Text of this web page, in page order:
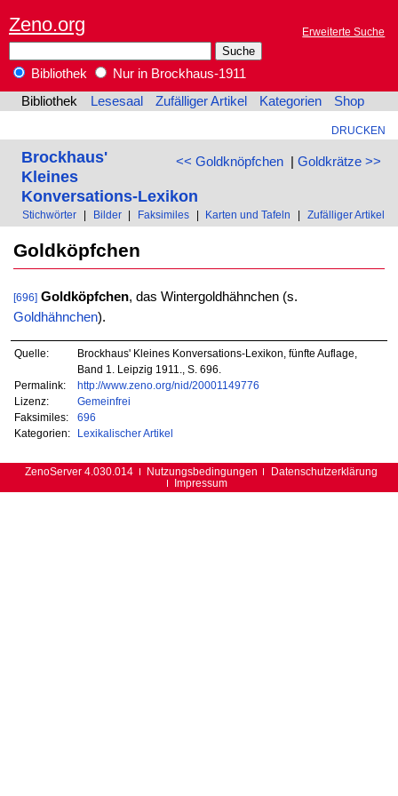
Zeno.org Erweiterte Suche
Bibliothek
Nur in Brockhaus-1911
Bibliothek
Lesesaal Zufälliger Artikel Kategorien Shop
DRUCKEN
<< Goldknöpfchen| Goldkrätze >>
Brockhaus'
Kleines
Konversations-Lexikon
Stichwörter Bilder Faksimiles Karten und Tafeln Zufälliger Artikel
Goldköpfchen
[696] Goldköpfchen, das Wintergoldhähnchen (s.
Goldhähnchen).
Quelle:
Brockhaus' Kleines Konversations-Lexikon, fünfte Auflage,
Band 1. Leipzig 1911., S. 696.
Permalink:
http://www.zeno.org/nid/20001149776
Lizenz:
Gemeinfrei
Faksimiles:
696
Kategorien:
Lexikalischer Artikel
ZenoServer 4.030.014 Nutzungsbedingungen
Datenschutzerklärung
Impressum